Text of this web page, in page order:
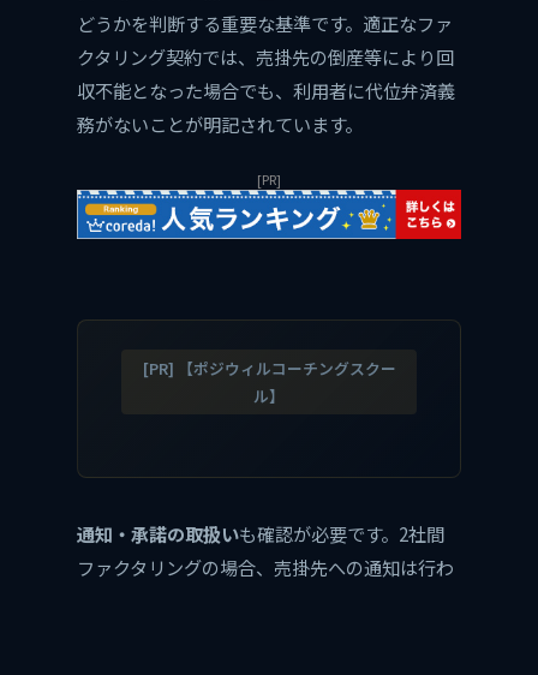
どうかを判断する重要な基準です。適正なファ
クタリング契約では、売掛先の倒産等により回
収不能となった場合でも、利用者に代位弁済義
務がないことが明記されています。
[PR]
[PR] 【ポジウィルコーチングスクー
ル】
通知・承諾の取扱いも確認が必要です。2社間
ファクタリングの場合、売掛先への通知は行わ